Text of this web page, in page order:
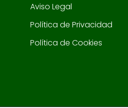
Aviso Legal
Política de Privacidad
Política de Cookies